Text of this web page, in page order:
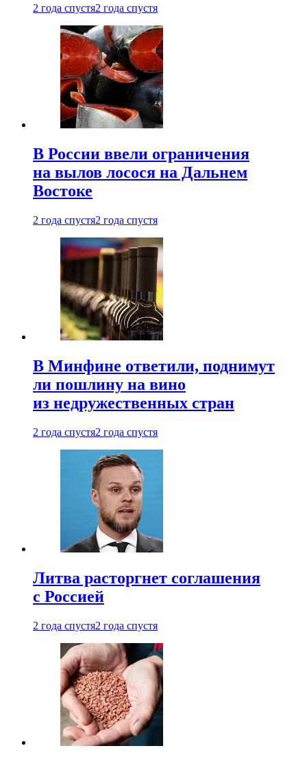
2 года спустя2 года спустя
В России ввели ограничения
на вылов лосося на Дальнем
Востоке
2 года спустя2 года спустя
В Минфине ответили, поднимут
ли пошлину на вино
из недружественных стран
2 года спустя2 года спустя
Литва расторгнет соглашения
с Россией
2 года спустя2 года спустя